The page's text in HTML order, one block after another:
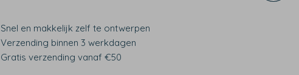
Snel en makkelijk zelf te ontwerpen
Verzending binnen 3 werkdagen
Gratis verzending vanaf €50